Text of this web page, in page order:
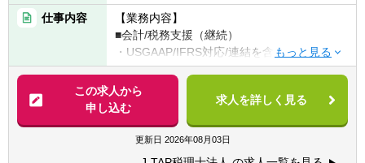
験2年以上（法人税申告書作成経験必須）
■税理士試験の簿財2科目合格者以上（+法人
or消費or相続1科目合格者歓迎）or 公認会計
士or 公認会計士試験短答合格者（実務経験な
しでも歓迎）
【求める人材】
■ 謙虚さと素直さがある方（コミュニケーシ
ョンと協力）
仕事内容
【業務内容】
■会計/税務支援（継続）
・USGAAP/IFRS対応/連結を含む決算業務
・各種任意/法定監査
・税務顧問（税務相談）
・法人税/消費税/償却資産税の申告代行
・入出金、記帳、給与計算等事務代行
・資産税（相続対策）コンサルティング
この求人から
申し込む
求人を詳しく見る
更新日 2026年08月03日